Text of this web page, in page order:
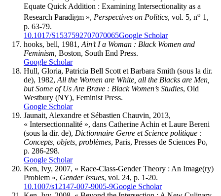
Equate Quick Addition : Examining Intersectionality as a
Research Paradigm », Perspectives on Politics, vol. 5, no 1,
p. 63-79.
10.1017/S1537592707070065Google Scholar
hooks, bell, 1981, Ain’t I a Woman : Black Women and
Feminism, Boston, South End Press.
Google Scholar
Hull, Gloria, Patricia Bell Scott et Barbara Smith (sous la dir.
de), 1982, All the Women are White, all the Blacks are Men,
but Some of Us Are Brave : Black Women’s Studies, Old
Westbury (NY), Feminist Press.
Google Scholar
Jaunait, Alexandre et Sébastien Chauvin, 2013,
« Intersectionnalité », dans Catherine Achin et Laure Bereni
(sous la dir. de), Dictionnaire Genre et Science politique :
Concepts, objets, problèmes, Paris, Presses de Sciences Po,
p. 286-298.
Google Scholar
Ken, Ivy, 2007, « Race-Class-Gender Theory : An Image(ry)
Problem », Gender Issues, vol. 24, p. 1-20.
10.1007/s12147-007-9005-9Google Scholar